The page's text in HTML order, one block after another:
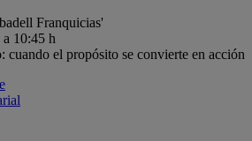
Franquicias'
10:45 h
cuando el propósito se convierte en acción